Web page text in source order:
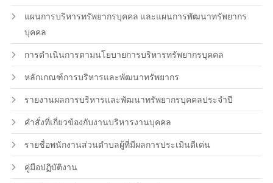
แผนการบริหารทรัพยากรบุคคล และแผนการพัฒนาทรัพยากร
บุคคล
การดำเนินการตามนโยบายการบริหารทรัพยากรบุคคล
หลักเกณฑ์การบริหารและพัฒนาทรัพยากร
รายงานผลการบริหารและพัฒนาทรัพยากรบุคคลประจำปี
คำสั่งที่เกี่ยวข้องกับงานบริหารงานบุคคล
รายชื่อพนักงานส่วนตำบลผู้ที่มีผลการประเมินดีเด่น
คู่มือปฏิบัติงาน